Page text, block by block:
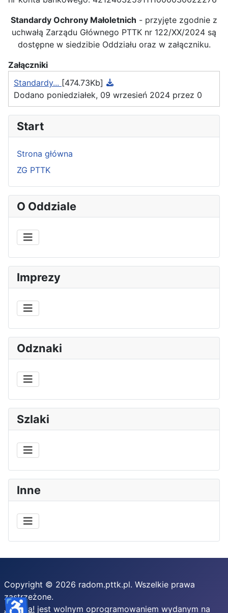
Standardy Ochrony Małoletnich - przyjęte zgodnie z
uchwałą Zarządu Głównego PTTK nr 122/XX/2024 są
dostępne w siedzibie Oddziału oraz w załączniku.
Załączniki
Standardy... [474.73Kb]
Dodano poniedziałek, 09 wrzesień 2024 przez 0
Start
Strona główna
ZG PTTK
O Oddziale
Imprezy
Odznaki
Szlaki
Inne
Copyright © 2026 radom.pttk.pl. Wszelkie prawa
zastrzeżone.
Joomla! jest wolnym oprogramowaniem wydanym na